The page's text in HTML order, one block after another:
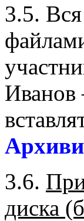
3.5.
3.6.
диска